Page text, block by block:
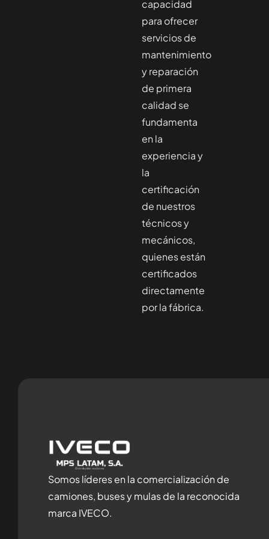
capacidad
para ofrecer
servicios de
mantenimiento
y reparación
de primera
calidad se
fundamenta
en la
experiencia y
la
certificación
de nuestros
técnicos y
mecánicos,
quienes están
certificados
directamente
por la fábrica.
Somos líderes en la comercialización de
camiones, buses y mulas de la reconocida
marca IVECO.